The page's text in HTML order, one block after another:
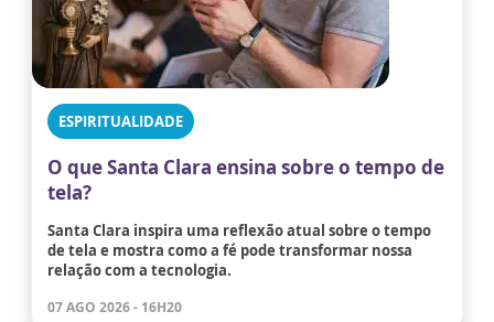
ESPIRITUALIDADE
O que Santa Clara ensina sobre o tempo de
tela?
Santa Clara inspira uma reflexão atual sobre o tempo
de tela e mostra como a fé pode transformar nossa
relação com a tecnologia.
07 AGO 2026 - 16H20